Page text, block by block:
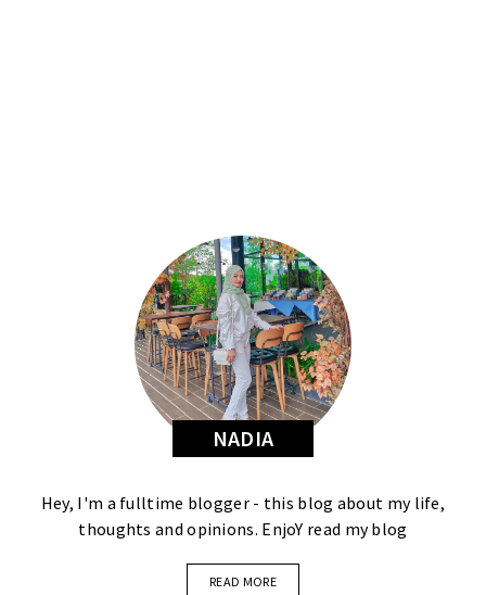
NADIA
Hey, I'm a fulltime blogger - this blog about my life,
thoughts and opinions. EnjoY read my blog
READ MORE